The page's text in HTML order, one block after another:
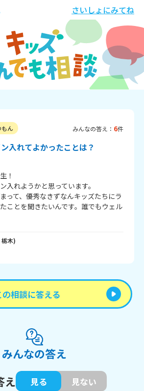
さいしょにみてね
もん みんなの答え： 6件
入れてよかったことは？
！
入れようかと思っています。
って、優秀なきずなんキッズたちにラ
ことを聞きたいんです。誰でもウェル
栃木)
の相談に答える
みんなの答え
え
見る 見ない